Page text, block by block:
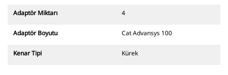
CW Özel Ataşman Değiştirici
hızlı ataşman değiştirici
Ataşman Değiştiricilerde bulunan
Adaptör Miktarı 4
Adaptör Boyutu Cat Advansys 100
Kenar Tipi Kürek